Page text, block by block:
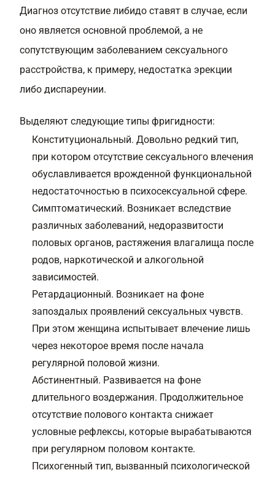
Диагноз отсутствие либидо ставят в случае, если
оно является основной проблемой, а не
сопутствующим заболеванием сексуального
расстройства, к примеру, недостатка эрекции
либо диспареунии.
Выделяют следующие типы фригидности:
Конституциональный. Довольно редкий тип,
при котором отсутствие сексуального влечения
обуславливается врожденной функциональной
недостаточностью в психосексуальной сфере.
Симптоматический. Возникает вследствие
различных заболеваний, недоразвитости
половых органов, растяжения влагалища после
родов, наркотической и алкогольной
зависимостей.
Ретардационный. Возникает на фоне
запоздалых проявлений сексуальных чувств.
При этом женщина испытывает влечение лишь
через некоторое время после начала
регулярной половой жизни.
Абстинентный. Развивается на фоне
длительного воздержания. Продолжительное
отсутствие полового контакта снижает
условные рефлексы, которые вырабатываются
при регулярном половом контакте.
Психогенный тип, вызванный психологической